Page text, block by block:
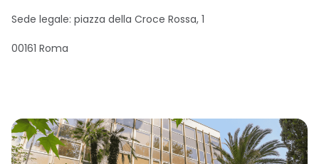
Sede legale: piazza della Croce Rossa, 1
00161 Roma